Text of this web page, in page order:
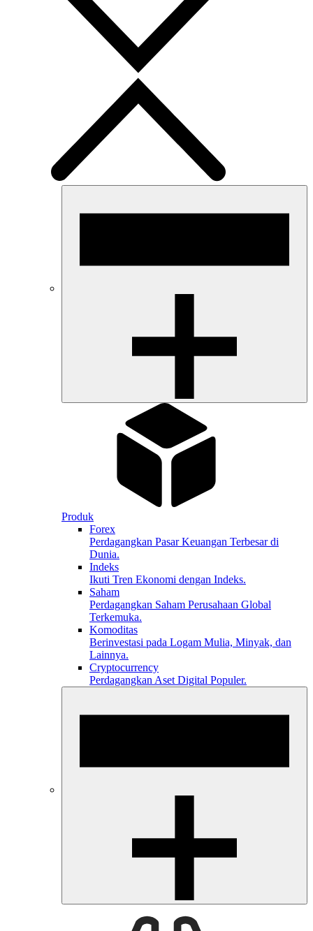
Produk
Forex
Perdagangkan Pasar Keuangan Terbesar di
Dunia.
Indeks
Ikuti Tren Ekonomi dengan Indeks.
Saham
Perdagangkan Saham Perusahaan Global
Terkemuka.
Komoditas
Berinvestasi pada Logam Mulia, Minyak, dan
Lainnya.
Cryptocurrency
Perdagangkan Aset Digital Populer.